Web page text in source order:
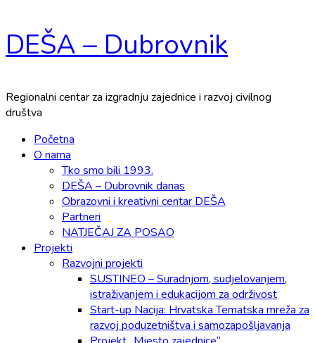
Skip
to
DEŠA – Dubrovnik
Regionalni centar za izgradnju zajednice i razvoj civilnog
društva
Primary
Menu
Početna
O nama
Tko smo bili 1993.
DEŠA – Dubrovnik danas
Obrazovni i kreativni centar DEŠA
Partneri
NATJEČAJ ZA POSAO
Projekti
Razvojni projekti
SUSTINEO – Suradnjom, sudjelovanjem,
istraživanjem i edukacijom za održivost
Start-up Nacija: Hrvatska Tematska mreža za
razvoj poduzetništva i samozapošljavanja